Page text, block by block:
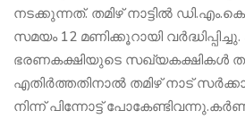
നടക്കുന്നത്. തമിഴ് നാട്ടിൽ
സമയം 12 മണിക്കൂറായി
ഭരണകക്ഷിയുടെ സഖ്യകക്ഷികൾ
എതിർത്തതിനാൽ തമിഴ് നാട്
നിന്ന് പിന്നോട്ട്